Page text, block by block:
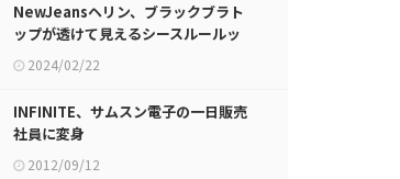
NewJeansヘリン、ブラックブラト
ップが透けて見えるシースルールッ
ク…だんだんと成熟していくビジュア
ル
2024/02/22
INFINITE、サムスン電子の一日販売
社員に変身
2012/09/12